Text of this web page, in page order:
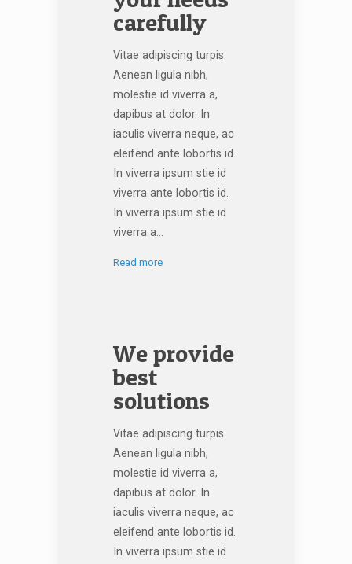
carefully
Vitae adipiscing turpis.
Aenean ligula nibh,
molestie id viverra a,
dapibus at dolor. In
iaculis viverra neque, ac
eleifend ante lobortis id.
In viverra ipsum stie id
viverra ante lobortis id.
In viverra ipsum stie id
viverra a...
Read more
We provide
best
solutions
Vitae adipiscing turpis.
Aenean ligula nibh,
molestie id viverra a,
dapibus at dolor. In
iaculis viverra neque, ac
eleifend ante lobortis id.
In viverra ipsum stie id